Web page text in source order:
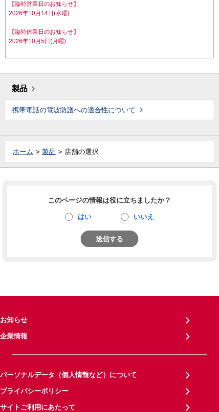
【臨時営業日のお知らせ】
2026年10月14日(水曜)
【臨時休業日のお知らせ】
2026年10月5日(月曜)
製品
携帯電話の電波防護への適合性について
ホーム 製品 店舗の選択
このページの情報は役に立ちましたか？
はい いいえ
送信する
お知らせ
企業情報
パーソナルデータ（個人情報など）について
プライバシーポリシー
サイトご利用にあたって